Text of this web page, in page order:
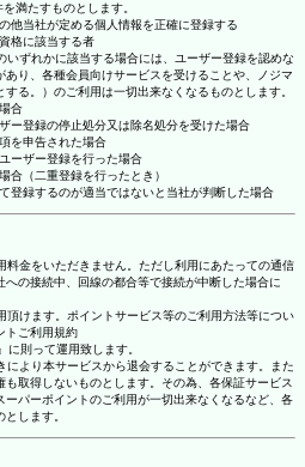
満たすものとします。
他当社が定める個人情報を正確に登録する
格に該当する者
ずれかに該当する場合には、ユーザー登録を認めな
り、各種会員向けサービスを受けることや、ノジマ
る。）のご利用は一切出来なくなるものとします。
合
ー登録の停止処分又は除名処分を受けた場合
を申告された場合
ーザー登録を行った場合
合（二重登録を行ったとき）
登録するのが適当ではないと当社が判断した場合
料金をいただきません。ただし利用にあたっての通信
の接続中、回線の都合等で接続が中断した場合に
頂けます。ポイントサービス等のご利用方法等につい
トご利用規約
に則って運用致します。
より本サービスから退会することができます。また
取得しないものとします。その為、各保証サービス
パーポイントのご利用が一切出来なくなるなど、各
します。